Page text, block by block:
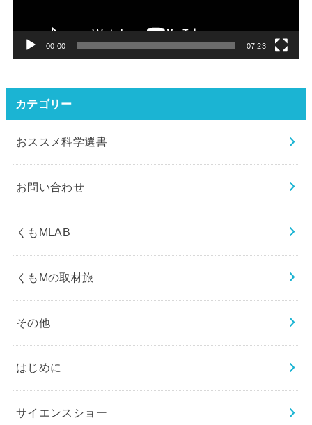
00:00 07:23
カテゴリー
おススメ科学選書
お問い合わせ
くもMLAB
くもMの取材旅
その他
はじめに
サイエンスショー